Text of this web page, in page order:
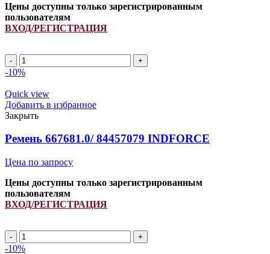
Цены доступны только зарегистрированным
пользователям
ВХОД/РЕГИСТРАЦИЯ
2HB
1995Lp/
(РСМ
6201523/
4150513573/
N220907/
672351.0)
ремень
INDFORCE
quantity
-10%
Quick view
Добавить в избранное
Закрыть
Ремень 667681.0/ 84457079 INDFORCE
Цена по запросу
Цены доступны только зарегистрированным
пользователям
ВХОД/РЕГИСТРАЦИЯ
Ремень
667681.0/
-10%